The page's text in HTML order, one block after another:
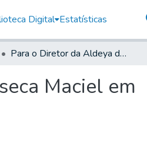
Digital Estatísticas
Para o Diretor da Aldeya de Baruery Aleyxo da Fonseca Maciel em Parnaiba.
Maciel em